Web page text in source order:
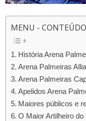
MENU -
História Arena
Arena Palmeiras
Arena Palmeiras
Apelidos Arena
Maiores públicos e
O Maior Artilheiro